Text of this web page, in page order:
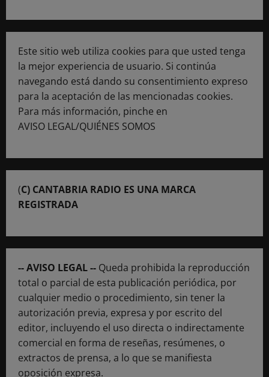
Este sitio web utiliza cookies para que usted tenga
la mejor experiencia de usuario. Si continúa
navegando está dando su consentimiento expreso
para la aceptación de las mencionadas cookies.
Para más información, pinche en
AVISO LEGAL/QUIÉNES SOMOS
(C) CANTABRIA RADIO ES UNA MARCA
REGISTRADA
-- AVISO LEGAL -- Queda prohibida la reproducción
total o parcial de esta publicación periódica, por
cualquier medio o procedimiento, sin tener la
autorización previa, expresa y por escrito del
editor, incluyendo el uso directa o indirectamente
comercial en forma de reseñas, resúmenes, o
extractos de prensa, a lo que se manifiesta
oposición expresa.